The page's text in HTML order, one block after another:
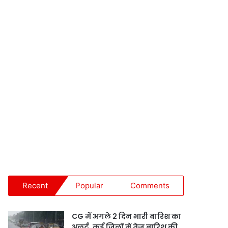
Recent Popular Comments
CG में अगले 2 दिन भारी बारिश का